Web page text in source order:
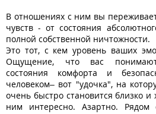
В отношениях с ним вы
чувств - от состояния
полной собственной ничтожности.
Это тот, с кем уровень ваших
Ощущение, что вас
состояния комфорта и
человеком– вот "удочка", на
очень быстро становится близко
ним интересно. Азартно.